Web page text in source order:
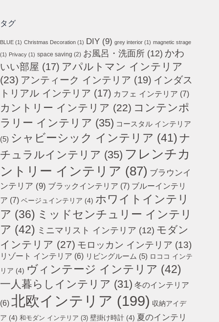
タグ
BLUE (1) Christmas Decoration (1) DIY (9) grey interior (1) magnetic strage
(1) Privacy (1) space saving (2) お風呂・洗面所 (12) かわ
いい部屋 (17) アパルトマン インテリア
(23) アンティーク インテリア (19) インダス
トリアル インテリア (17) カフェ インテリア (7)
カントリー インテリア (22) コンテンポ
ラリー インテリア (35) コースタル インテリア
(5) シャビーシック インテリア (41) ナ
チュラルインテリア (35) フレンチカ
ントリー インテリア (87) ブラウンイ
ンテリア (9) ブラックインテリア (7) ブルーインテリ
ア (7) ベージュインテリア (4) ホワイトインテリ
ア (36) ミッドセンチュリー インテリ
ア (42) ミニマリスト インテリア (12) モダン
インテリア (27) モロッカン インテリア (13)
リゾート インテリア (6) リビングルーム (5) ロココ インテ
リア (4) ヴィンテージ インテリア (42)
一人暮らしインテリア (31) 冬のインテリア
(6) 北欧インテリア (199) 収納アイデ
ア (4) 和モダン インテリア (3) 壁掛け時計 (4) 夏のインテリ